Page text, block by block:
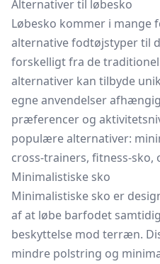
Alternativer til løbesko
Løbesko kommer i mange
alternative fodtøjstyper til
forskelligt fra de
alternativer kan tilbyde
egne anvendelser
præferencer og
populære alternativer:
cross-trainers, fitness-sko,
Minimalistiske sko
Minimalistiske sko er
af at løbe barfodet
beskyttelse mod terræn.
mindre polstring og